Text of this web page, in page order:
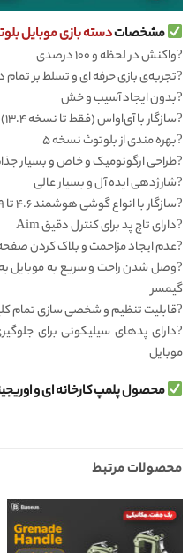
مشخصاتدسته بازی موبایل
?واکنش در لحظه و ۱۰۰ درصدی
?تجربه‌ی بازی حرفه ای و تسلط بر
?بدون ایجاد آسیب و خش
?سازگار با آی‌او‌اس (فقط تا نسخه ۱۳.۴) و اندروید
?بهره مندی از بلوتوث نسخه ۵
?طراحی ارگونومیک و خاص و بسیار
?شارژدهی ایده آل و بسیار عالی
?سازگار با انواع گوشی هوشمند ۴.۶ تا ۶.۹ اینچی
?دارای تاچ پد برای کنترل دقیق Aim
?عدم ایجاد مزاحمت و بلاک کردن
?وصل شدن راحت و سریع به موبایل
گیمسر
?قابلیت تنظیم و شخصی سازی تمام
?دارای پدهای سیلیکونی برای
موبایل
محصول پلمپ کارخانه ای و
محصولات مرتبط